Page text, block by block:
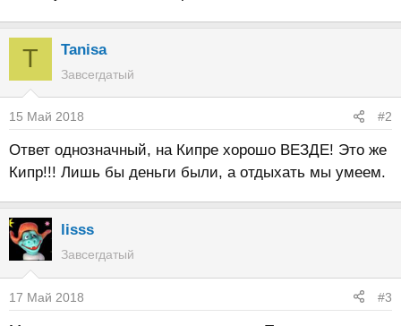
T Tanisa
Завсегдатый
15 Май 2018 #2
Ответ однозначный, на Кипре хорошо ВЕЗДЕ! Это же
Кипр!!! Лишь бы деньги были, а отдыхать мы умеем.
lisss
Завсегдатый
17 Май 2018 #3